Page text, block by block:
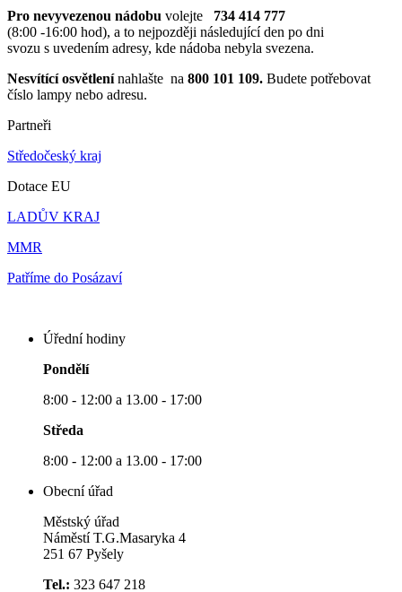
Pro nevyvezenou nádobu volejte
734 414 777
(8:00 -16:00 hod), a to nejpozději následující den po dni
svozu s uvedením adresy, kde nádoba nebyla svezena.
Nesvítící osvětlenínahlašte na 800 101 109. Budete potřebovat
číslo lampy nebo adresu.
Partneři
Středočeský kraj
Dotace EU
LADŮV KRAJ
MMR
Patříme do Posázaví
Úřední hodiny
Pondělí
8:00 - 12:00 a 13.00 - 17:00
Středa
8:00 - 12:00 a 13.00 - 17:00
Obecní úřad
Městský úřad
Náměstí T.G.Masaryka 4
251 67 Pyšely
Tel.: 323 647 218